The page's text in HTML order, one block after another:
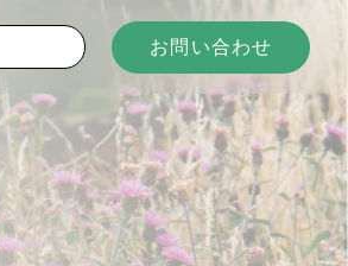
お問い合わせ